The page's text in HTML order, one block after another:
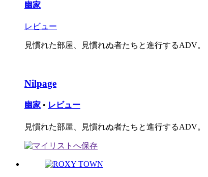
幽家
レビュー
見慣れた部屋、見慣れぬ者たちと進行するADV。
Nilpage
幽家 • レビュー
見慣れた部屋、見慣れぬ者たちと進行するADV。